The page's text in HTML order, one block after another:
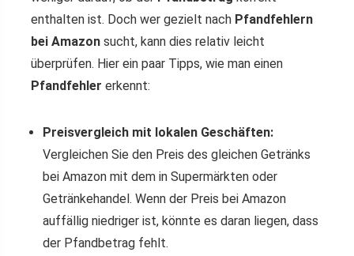
enthalten ist. Doch wer gezielt nach Pfandfehlern
bei Amazon sucht, kann dies relativ leicht
überprüfen. Hier ein paar Tipps, wie man einen
Pfandfehler erkennt:
Preisvergleich mit lokalen Geschäften:
Vergleichen Sie den Preis des gleichen Getränks
bei Amazon mit dem in Supermärkten oder
Getränkehandel. Wenn der Preis bei Amazon
auffällig niedriger ist, könnte es daran liegen, dass
der Pfandbetrag fehlt.